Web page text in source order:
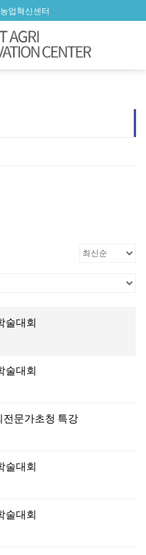
업혁신센터
술대회
술대회
문가초청 특강
술대회
술대회